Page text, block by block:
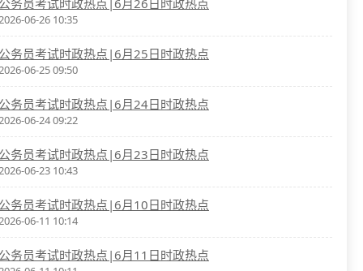
06-26 10:35
务员考试时政热点|6月25日时政热点
06-25 09:50
务员考试时政热点|6月24日时政热点
06-24 09:22
务员考试时政热点|6月23日时政热点
06-23 10:43
务员考试时政热点|6月10日时政热点
06-11 10:14
务员考试时政热点|6月11日时政热点